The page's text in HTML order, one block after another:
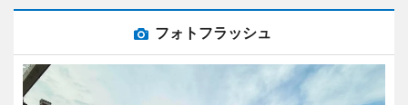
フォトフラッシュ